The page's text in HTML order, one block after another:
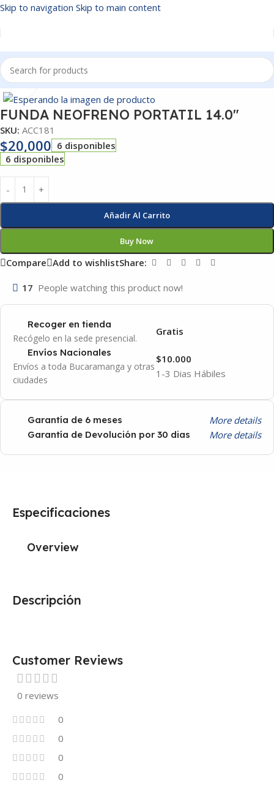
Skip to navigation Skip to main content
Inicio/ACCESORIOS
Click to enlarge
FUNDA NEOFRENO PORTATIL 14.0″
SKU: ACC181
$20,000 6 disponibles
6 disponibles
Añadir Al Carrito
Buy Now
Compare Add to wishlistShare:
17 People watching this product now!
Recoger en tienda
Recógelo en la sede presencial.
Gratis
Envíos Nacionales
Envíos a toda Bucaramanga y otras
ciudades
1-3 Dias Hábiles
$10.000
Garantía de 6 meses More details
Garantía de Devolución por 30 dias More details
Descripción
Especificaciones
Overview
Customer Reviews
0 reviews
0
0
0
0